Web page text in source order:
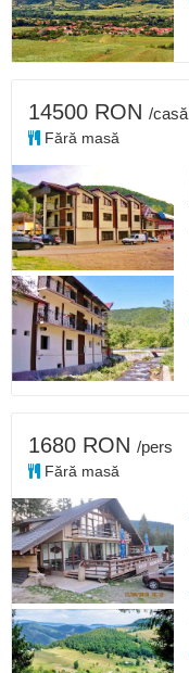
14500 RON /casă
Fără masă
1680 RON /pers
Fără masă